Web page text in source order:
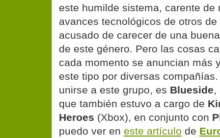
este humilde sistema, carente de
avances tecnológicos de otros
acusado de carecer de una
de este género. Pero las cosas
cada momento se anuncian más
este tipo por diversas
unirse a este grupo, es Blueside,
que también estuvo a cargo de
Heroes (Xbox), en conjunto con
puedo ver en este artículo de